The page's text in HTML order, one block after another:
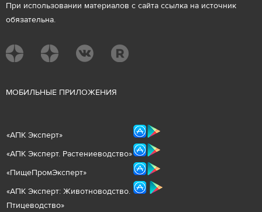
При использовании материалов с сайта ссылка на источник
обязательна.
МОБИЛЬНЫЕ ПРИЛОЖЕНИЯ
«АПК Эксперт»
«АПК Эксперт. Растениеводство»
«ПищеПромЭксперт»
«АПК Эксперт: Животноводство.
Птицеводство»